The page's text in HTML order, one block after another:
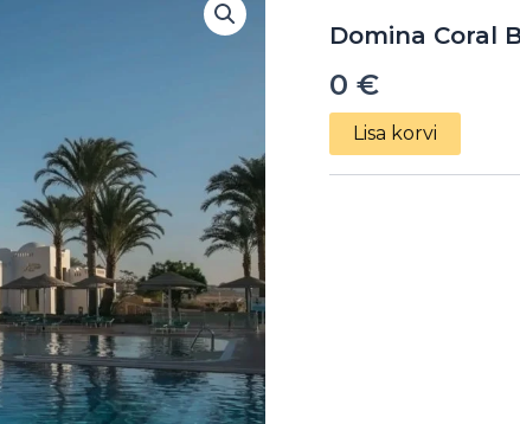
Domina Coral
0 €
Bay
5*
kogusLisa korvi